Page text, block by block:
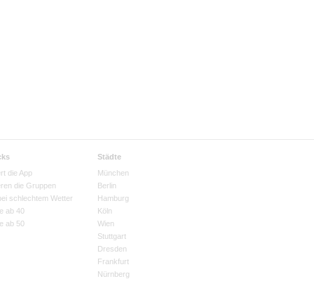
die App
die Gruppen
schlechtem Wetter
ab 40
ab 50
Städte
München
Berlin
Hamburg
Köln
Wien
Stuttgart
Dresden
Frankfurt
Nürnberg